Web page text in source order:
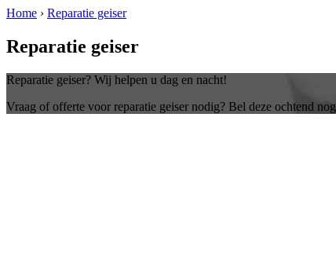
Home › Reparatie geiser
Reparatie geiser
Reparatie geiser? Wij helpen u dag en nacht!
Vraag of offerte voor reparatie geiser nodig? Bel deze ochtend